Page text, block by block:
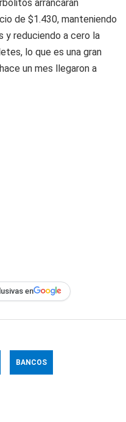
arrancarán
de $1.430, manteniendo
y reduciendo a cero la
lo que es una gran
un mes llegaron a
en
BANCOS